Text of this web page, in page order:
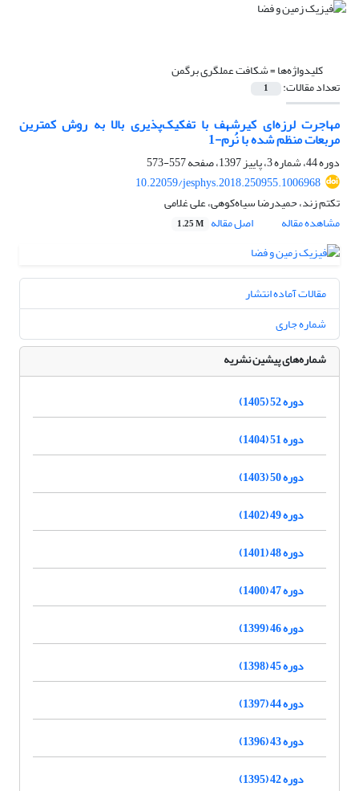
کلیدواژه‌ها =شکافت عملگری برگمن
تعداد مقالات: 1
مهاجرت لرزه‌ای کیرشهف با تفکیک‌پذیری بالا به روش کمترین
مربعات منظم شده با نُرم-1
دوره 44، شماره 3، پاییز 1397، صفحه
557-573
10.22059/jesphys.2018.250955.1006968
تکتم زند، حمیدرضا سیاه‌کوهی، علی غلامی
مشاهده مقاله
اصل مقاله 1.25 M
مقالات آماده انتشار
شماره جاری
شماره‌های پیشین نشریه
دوره 52 (1405)
دوره 51 (1404)
دوره 50 (1403)
دوره 49 (1402)
دوره 48 (1401)
دوره 47 (1400)
دوره 46 (1399)
دوره 45 (1398)
دوره 44 (1397)
دوره 43 (1396)
دوره 42 (1395)